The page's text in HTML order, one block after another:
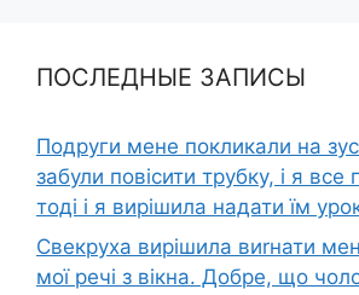
ПОСЛЕДНЫЕ ЗАПИСЫ
Подруги мене покликали на
забули повісити трубку, і я все
тоді і я вирішила надати їм
Свекруха вирішила виrнати
мої речі з вікна. Добре, що